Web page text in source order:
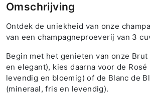
Omschrijving
Ontdek de uniekheid van onze
van een champagneproeverij van 3
Begin met het genieten van onze
en elegant), kies daarna voor de
levendig en bloemig) of de Blanc de
(mineraal, fris en levendig).